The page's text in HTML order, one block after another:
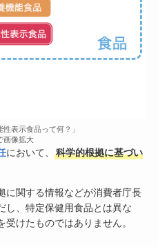
表示食品って何？」
画像拡大
において、
科学的根拠に基づい
に関する情報などが消費者庁長
し、特定保健用食品とは異な
けたものではありません。